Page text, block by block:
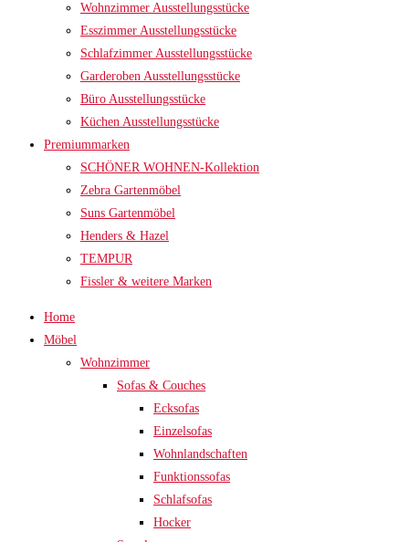
Wohnzimmer Ausstellungsstücke
Esszimmer Ausstellungsstücke
Schlafzimmer Ausstellungsstücke
Garderoben Ausstellungsstücke
Büro Ausstellungsstücke
Küchen Ausstellungsstücke
Premiummarken
SCHÖNER WOHNEN-Kollektion
Zebra Gartenmöbel
Suns Gartenmöbel
Henders & Hazel
TEMPUR
Fissler & weitere Marken
Home
Möbel
Wohnzimmer
Sofas & Couches
Ecksofas
Einzelsofas
Wohnlandschaften
Funktionssofas
Schlafsofas
Hocker